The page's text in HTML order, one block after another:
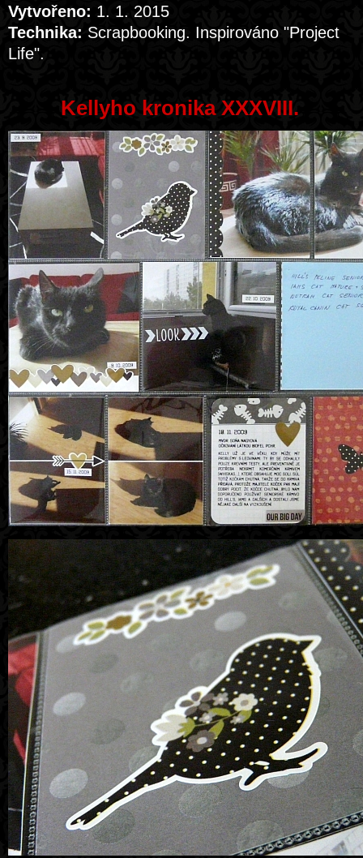
Vytvořeno: 1. 1. 2015
Technika: Scrapbooking. Inspirováno "Project
Life".
Kellyho kronika XXXVIII.